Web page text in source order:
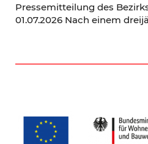
Pressemitteilung des
01.07.2026 Nach einem